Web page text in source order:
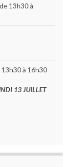
13h30 à
à 16h30
13 JUILLET